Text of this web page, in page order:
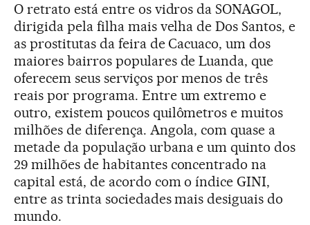
O retrato está entre os vidros da SONAGOL,
dirigida pela filha mais velha de Dos Santos, e
as prostitutas da feira de Cacuaco, um dos
maiores bairros populares de Luanda, que
oferecem seus serviços por menos de três
reais por programa. Entre um extremo e
outro, existem poucos quilômetros e muitos
milhões de diferença. Angola, com quase a
metade da população urbana e um quinto dos
29 milhões de habitantes concentrado na
capital está, de acordo com o índice GINI,
entre as trinta sociedades mais desiguais do
mundo.